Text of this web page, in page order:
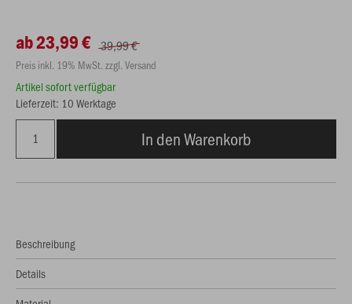
ab 23,99 € 39,99 €
Preis inkl. 19% MwSt. zzgl. Versand
Artikel sofort verfügbar
Lieferzeit: 10 Werktage
In den Warenkorb
Beschreibung
Details